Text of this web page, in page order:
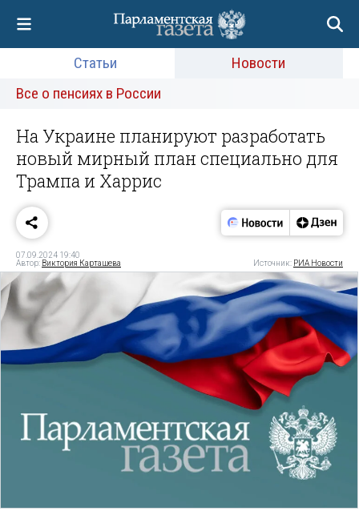
Статьи
Новости
Все о пенсиях в России
На Украине планируют разработать
новый мирный план специально для
Трампа и Харрис
07.09.2024 19:40
Автор: Виктория Карташева Источник: РИА Новости